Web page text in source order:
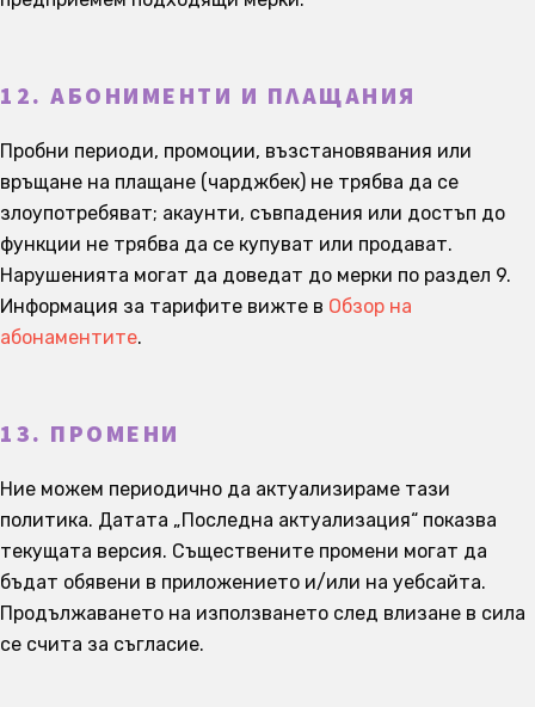
12. АБОНИМЕНТИ И ПЛАЩАНИЯ
Пробни периоди, промоции, възстановявания или
връщане на плащане (чарджбек) не трябва да се
злоупотребяват; акаунти, съвпадения или достъп до
функции не трябва да се купуват или продават.
Нарушенията могат да доведат до мерки по раздел 9.
Информация за тарифите вижте в Обзор на
абонаментите.
13. ПРОМЕНИ
Ние можем периодично да актуализираме тази
политика. Датата „Последна актуализация“ показва
текущата версия. Съществените промени могат да
бъдат обявени в приложението и/или на уебсайта.
Продължаването на използването след влизане в сила
се счита за съгласие.